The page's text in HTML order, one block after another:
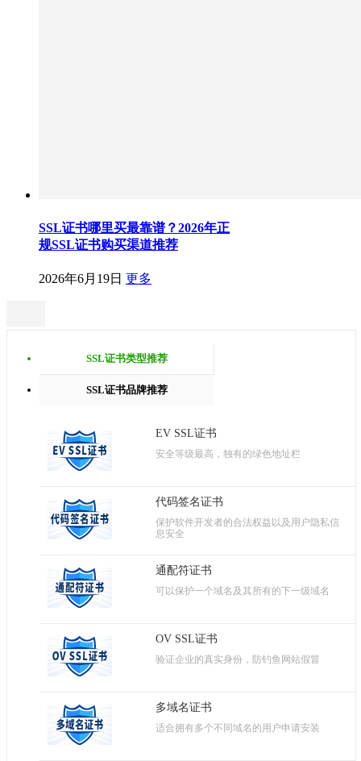
SSL证书哪里买最靠谱？2026年正
规SSL证书购买渠道推荐
2026年6月19日 更多
SSL证书类型推荐
SSL证书品牌推荐
EV SSL证书
安全等级最高，独有的绿色地址栏
代码签名证书
保护软件开发者的合法权益以及用户隐私信
息安全
通配符证书
可以保护一个域名及其所有的下一级域名
OV SSL证书
验证企业的真实身份，防钓鱼网站假冒
多域名证书
适合拥有多个不同域名的用户申请安装